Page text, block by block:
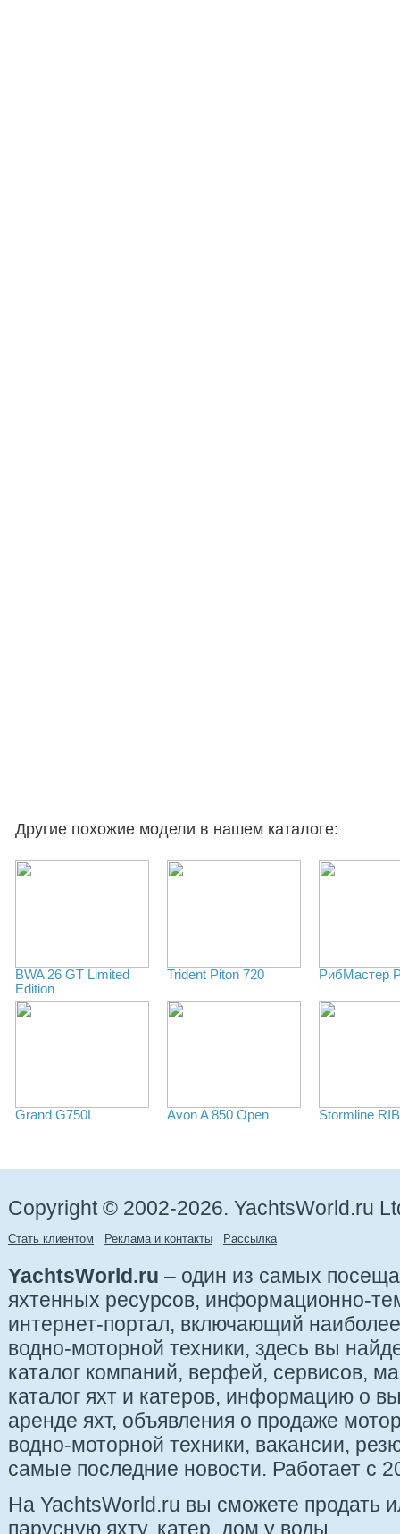
Другие похожие модели в нашем каталоге:
BWA 26 GT Limited
Edition
Trident Piton 720 РибМастер
Grand G750L Avon A 850 Open Stormline
Copyright © 2002-2026. YachtsWorld.ru
Стать клиентом Реклама и контакты Рассылка
YachtsWorld.ru – один из самых
яхтенных ресурсов, информационно-
интернет-портал, включающий
водно-моторной техники, здесь вы
каталог компаний, верфей, сервисов,
каталог яхт и катеров, информацию о
аренде яхт, объявления о продаже
водно-моторной техники, вакансии,
самые последние новости. Работает с
На YachtsWorld.ru вы сможете продать
парусную яхту, катер, дом у воды.